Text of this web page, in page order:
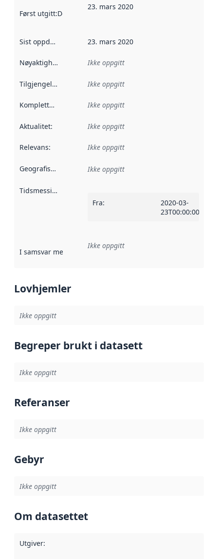
Først utgitt:Denne datoen sier når dataene i dette
23. mars 2020
Sist oppdatert 23. mars 2020
Nøyaktighet Ikke oppgitt
Tilgjengelighet Ikke oppgitt
Kompletthet Ikke oppgitt
Aktualitet: Ikke oppgitt
Relevans: Ikke oppgitt
Geografisk avgrensning :
Ikke oppgitt
Tidsmessig avgrensning
Fra:
2020-03-
23T00:00:00Z
I samsvar med Referanse til en implementasjonsregel
Ikke oppgitt
Lovhjemler
Ikke oppgitt
Begreper brukt i datasett
Ikke oppgitt
Referanser
Ikke oppgitt
Gebyr
Ikke oppgitt
Om datasettet
Utgiver: